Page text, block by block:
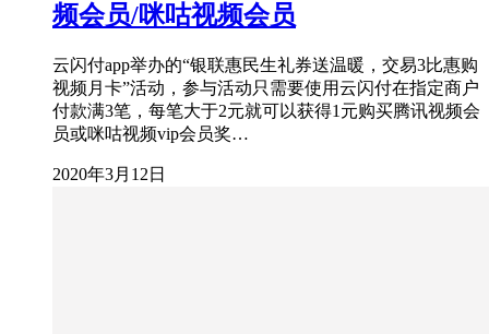
频会员/咪咕视频会员
云闪付app举办的“银联惠民生礼券送温暖，交易3比惠购
视频月卡”活动，参与活动只需要使用云闪付在指定商户
付款满3笔，每笔大于2元就可以获得1元购买腾讯视频会
员或咪咕视频vip会员奖…
2020年3月12日